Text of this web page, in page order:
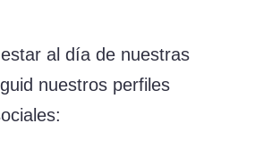
al día de nuestras
nuestros perfiles